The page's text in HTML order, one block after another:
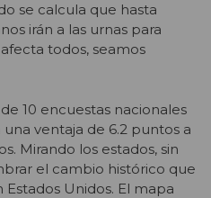
se calcula que hasta
irán a las urnas para
todos, seamos
10 encuestas nacionales
ventaja de 6.2 puntos a
Mirando los estados, sin
el cambio histórico que
Unidos. El mapa